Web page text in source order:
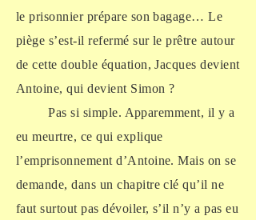
le prisonnier prépare son bagage… Le
piège s’est-il refermé sur le prêtre autour
de cette double équation, Jacques devient
Antoine, qui devient Simon ?
Pas si simple. Apparemment, il y a
eu meurtre, ce qui explique
l’emprisonnement d’Antoine. Mais on se
demande, dans un chapitre clé qu’il ne
faut surtout pas dévoiler, s’il n’y a pas eu